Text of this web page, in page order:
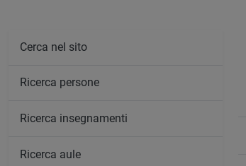
Cerca nel sito
Ricerca persone
Ricerca insegnamenti
Ricerca aule